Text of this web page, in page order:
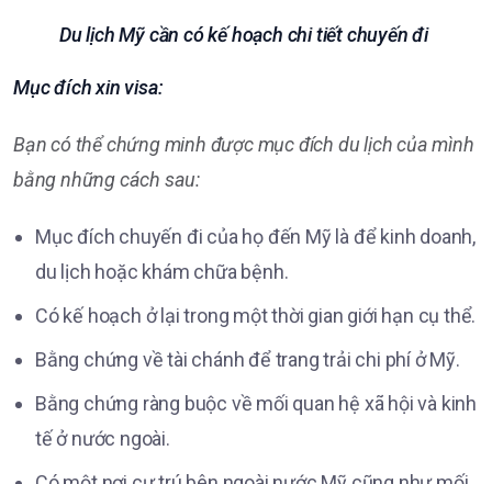
Du lịch Mỹ cần có kế hoạch chi tiết chuyến đi
Mục đích xin visa:
Bạn có thể chứng minh được mục đích du lịch của mình
bằng những cách sau:
Mục đích chuyến đi của họ đến Mỹ là để kinh doanh,
du lịch hoặc khám chữa bệnh.
Có kế hoạch ở lại trong một thời gian giới hạn cụ thể.
Bằng chứng về tài chánh để trang trải chi phí ở Mỹ.
Bằng chứng ràng buộc về mối quan hệ xã hội và kinh
tế ở nước ngoài.